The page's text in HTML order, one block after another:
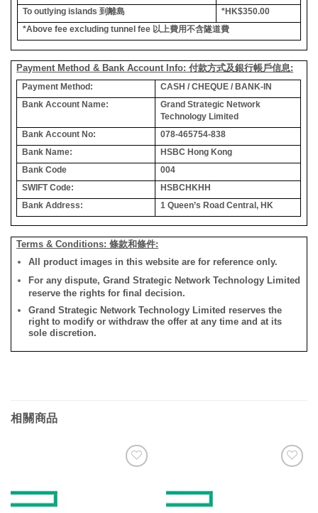
To outlying islands 到離島
*HK$350.00
*Above fee excluding tunnel fee 以上費用不含隧道費
Payment Method & Bank Account Info: 付款方式及銀行帳戶信息:
Payment Method:
CASH / CHEQUE / BANK-IN
Bank Account Name:
Grand Strategic Network
Technology Limited
Bank Account No:
078-465754-838
Bank Name:
HSBC Hong Kong
Bank Code
004
SWIFT Code:
HSBCHKHH
Bank Address:
1 Queen’s Road Central, HK
Terms & Conditions: 條款和條件:
All product images in this website are for reference only.
For any dispute, Grand Strategic Network Technology Limited
reserve the rights for final decision.
Grand Strategic Network Technology Limited reserves the
right to modify or withdraw the offer at any time and at its
sole discretion.
相關商品